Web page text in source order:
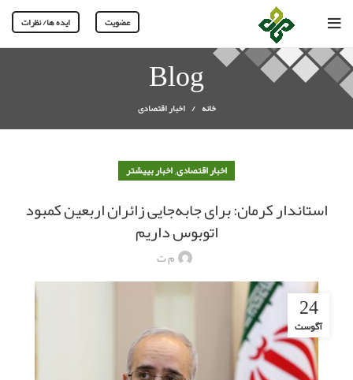
عضویت ایده ها/ نظرات
Blog
خانه اخبار اقتصادی
اخبار اقتصادی,اخبار بییشتر
استاندار کرمان: برای جابه‌جایی زائران اربعین کمبود
اتوبوس داریم
م ت
24
آگوست